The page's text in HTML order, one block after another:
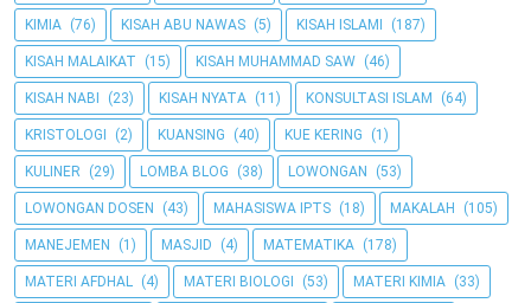
KIMIA (76) KISAH ABU NAWAS (5) KISAH ISLAMI (187)
KISAH MALAIKAT (15) KISAH MUHAMMAD SAW (46)
KISAH NABI (23) KISAH NYATA (11) KONSULTASI ISLAM (64)
KRISTOLOGI (2) KUANSING (40) KUE KERING (1)
KULINER (29) LOMBA BLOG (38) LOWONGAN (53)
LOWONGAN DOSEN (43) MAHASISWA IPTS (18) MAKALAH (105)
MANEJEMEN (1) MASJID (4) MATEMATIKA (178)
MATERI AFDHAL (4) MATERI BIOLOGI (53) MATERI KIMIA (33)